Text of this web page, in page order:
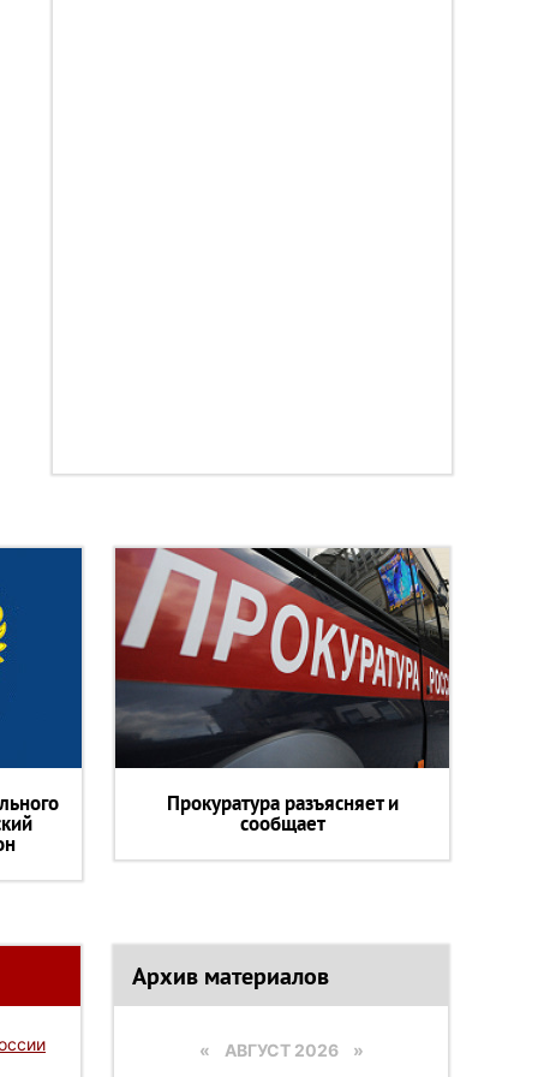
Прокуратура разъясняет и
сообщает
Архив материалов
« АВГУСТ 2026 »